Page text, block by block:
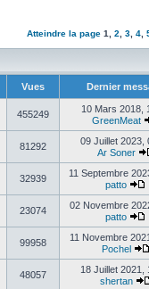
Atteindre la page 1 2 3, 4,
Vues Dernier
455249
10 Mars 2018,
GreenMeat
81292
09 Juillet 2023,
Ar Soner
32939
11 Septembre
patto
23074
02 Novembre
patto
99958
11 Novembre
Pochel
48057
18 Juillet 2021,
shertan